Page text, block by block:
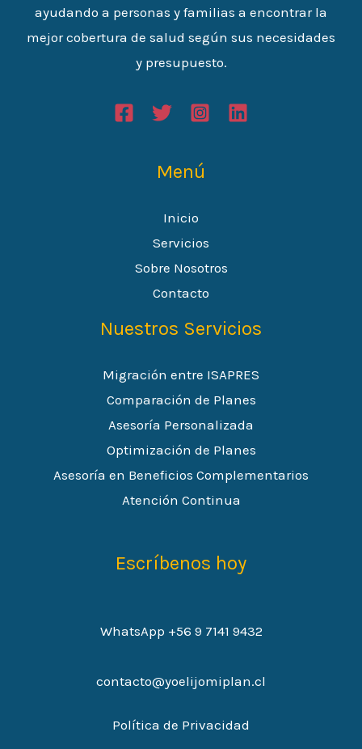
ayudando a personas y familias a encontrar la
mejor cobertura de salud según sus necesidades
y presupuesto.
Menú
Inicio
Servicios
Sobre Nosotros
Contacto
Nuestros Servicios
Migración entre ISAPRES
Comparación de Planes
Asesoría Personalizada
Optimización de Planes
Asesoría en Beneficios Complementarios
Atención Continua
Escríbenos hoy
WhatsApp +56 9 7141 9432
contacto@yoelijomiplan.cl
Política de Privacidad